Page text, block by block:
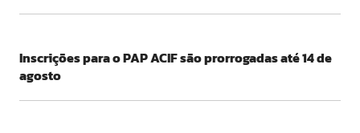
Inscrições para o PAP ACIF são prorrogadas até 14 de
agosto